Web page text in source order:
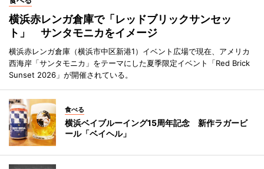
横浜赤レンガ倉庫で「レッドブリックサンセッ
ト」 サンタモニカをイメージ
横浜赤レンガ倉庫（横浜市中区新港1）イベント広場で現在、アメリカ
西海岸「サンタモニカ」をテーマにした夏季限定イベント「Red Brick
Sunset 2026」が開催されている。
食べる
横浜ベイブルーイング15周年記念 新作ラガービ
ール「ベイヘル」